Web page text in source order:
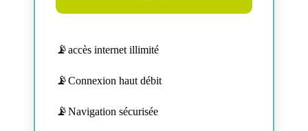
accès internet illimité
Connexion haut débit
Navigation sécurisée